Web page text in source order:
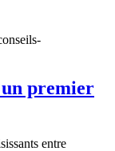
premier
entre